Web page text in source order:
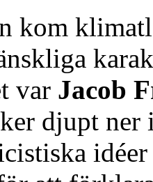
kom
var Jacob
djupt ner